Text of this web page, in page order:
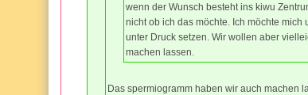
wenn der Wunsch besteht ins kiwu
nicht ob ich das möchte. Ich möchte
unter Druck setzen. Wir wollen aber
machen lassen.
Das spermiogramm haben wir auch machen